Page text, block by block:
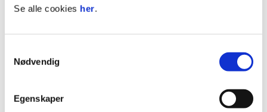
Se alle cookies her.
Nødvendig
Egenskaper
SYNSAM BLIR OFFISIELL PARTNER TIL ELITESERIEN